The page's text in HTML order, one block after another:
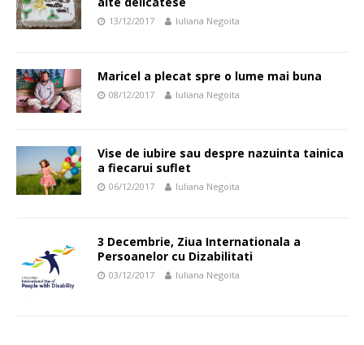
13/12/2017 Iuliana Negoita
Maricel a plecat spre o lume mai buna
08/12/2017 Iuliana Negoita
Vise de iubire sau despre nazuinta tainica
a fiecarui suflet
06/12/2017 Iuliana Negoita
3 Decembrie, Ziua Internationala a
Persoanelor cu Dizabilitati
03/12/2017 Iuliana Negoita